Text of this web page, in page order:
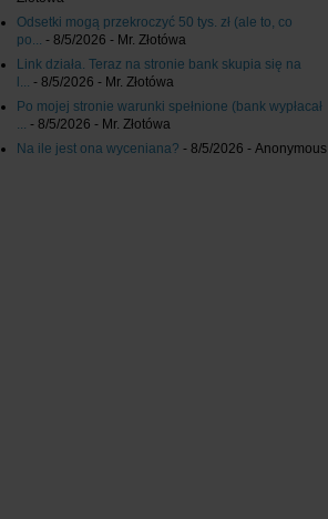
Odsetki mogą przekroczyć 50 tys. zł (ale to, co
po... - 8/5/2026 - Mr. Złotówa
Link działa. Teraz na stronie bank skupia się na
l... - 8/5/2026 - Mr. Złotówa
Po mojej stronie warunki spełnione (bank wypłacał
... - 8/5/2026 - Mr. Złotówa
Na ile jest ona wyceniana? - 8/5/2026 - Anonymous